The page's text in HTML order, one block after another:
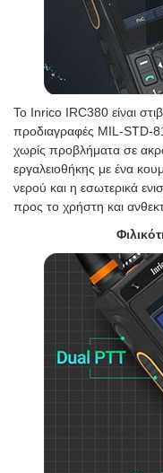
Το Inrico IRC380 είναι
προδιαγραφές MIL-STD-
χωρίς προβλήματα σε
εργαλειοθήκης με ένα
νερού και η εσωτερικά
προς το χρήστη και